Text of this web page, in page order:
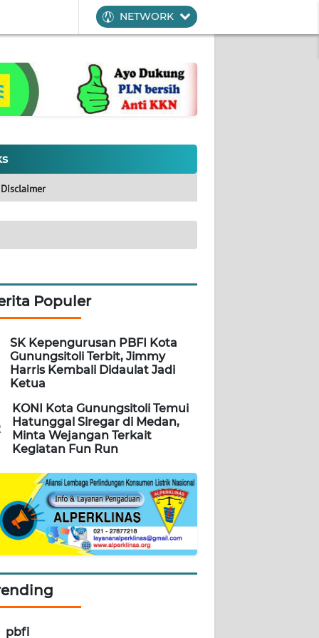
NETWORK
Disclaimer
Populer
SK Kepengurusan PBFI Kota
Gunungsitoli Terbit, Jimmy
Harris Kembali Didaulat Jadi
Ketua
KONI Kota Gunungsitoli Temui
Hatunggal Siregar di Medan,
Minta Wejangan Terkait
Kegiatan Fun Run
pbfi